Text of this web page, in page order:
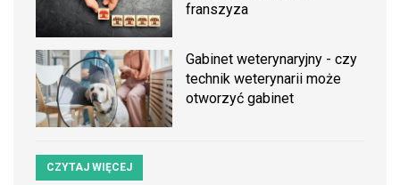
franszyza
Gabinet weterynaryjny - czy
technik weterynarii może
otworzyć gabinet
CZYTAJ WIĘCEJ